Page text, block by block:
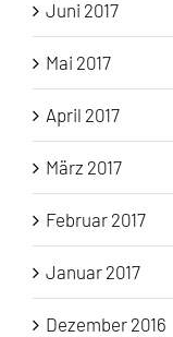
Juni 2017
Mai 2017
April 2017
März 2017
Februar 2017
Januar 2017
Dezember 2016